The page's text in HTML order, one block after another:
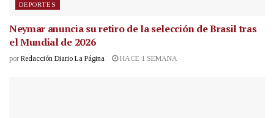
DEPORTES
Neymar anuncia su retiro de la selección de Brasil tras
el Mundial de 2026
por Redacción Diario La Página HACE 1 SEMANA